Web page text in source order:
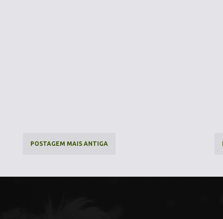
POSTAGEM MAIS ANTIGA